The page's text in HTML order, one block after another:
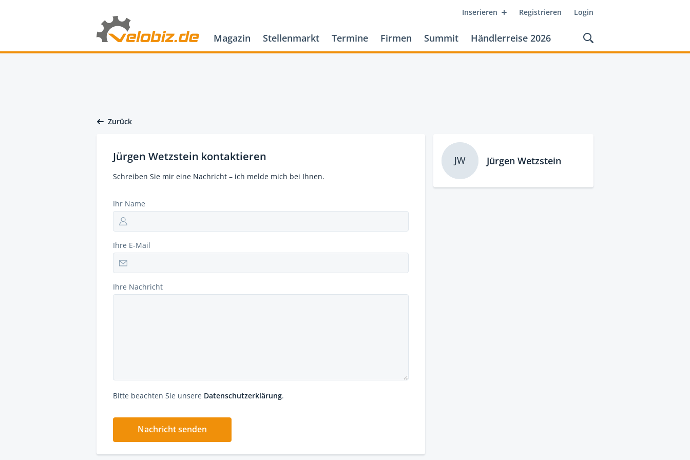
Inserieren Registrieren Login
Magazin Stellenmarkt Termine Firmen Summit Händlerreise 2026
Zurück
Jürgen Wetzstein kontaktieren
Schreiben Sie mir eine Nachricht – ich melde mich bei Ihnen.
Ihr Name
Ihre E-Mail
Ihre Nachricht
Bitte beachten Sie unsere Datenschutzerklärung.
Nachricht senden
JW Jürgen Wetzstein